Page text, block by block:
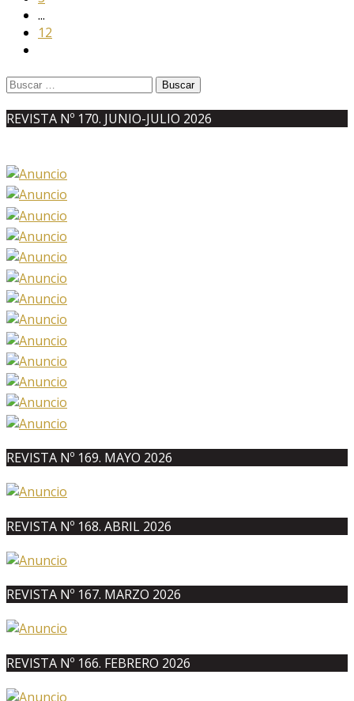
...
12
Buscar:
REVISTA Nº 170. JUNIO-JULIO 2026
REVISTA Nº 169. MAYO 2026
REVISTA Nº 168. ABRIL 2026
REVISTA Nº 167. MARZO 2026
REVISTA Nº 166. FEBRERO 2026